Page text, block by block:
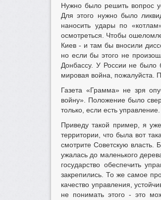
Нужно было решить вопрос
Для этого нужно было
наносить удары по
осмотреться. Чтобы
Киев - и там бы вносили
но если бы этого не
Донбассу. У России не было
мировая война, пожалуйста.
Газета «Грамма» не зря
войну». Положение было
только, если есть управление.
Приведу такой пример, я
территории, что была вот
смотрите Советскую власть.
ужалась до маленького
государство обеспечить
закрепились. То же самое
качество управления,
не понимать этого - это